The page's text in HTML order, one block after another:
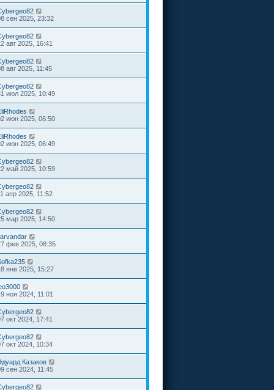
сен 2025, 23:32
авг 2025, 16:41
авг 2025, 11:45
июл 2025, 10:49
июн 2025, 06:50
июн 2025, 06:49
май 2025, 10:59
апр 2025, 11:52
мар 2025, 14:50
фев 2025, 08:35
янв 2025, 15:27
ноя 2024, 11:01
окт 2024, 17:41
окт 2024, 10:34
Казаков
сен 2024, 11:45